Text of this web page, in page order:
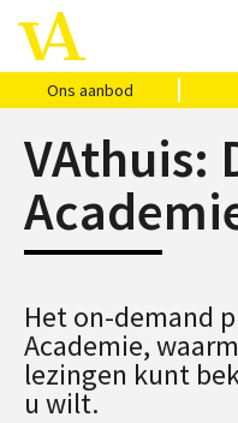
Ons aanbod
Home
Ons aanbod
Agenda
VAthuis
Over ons
Vragen?
Cadeaubon
VAthuis:
Het on-demand
Academie,
lezingen kunt
u wilt.